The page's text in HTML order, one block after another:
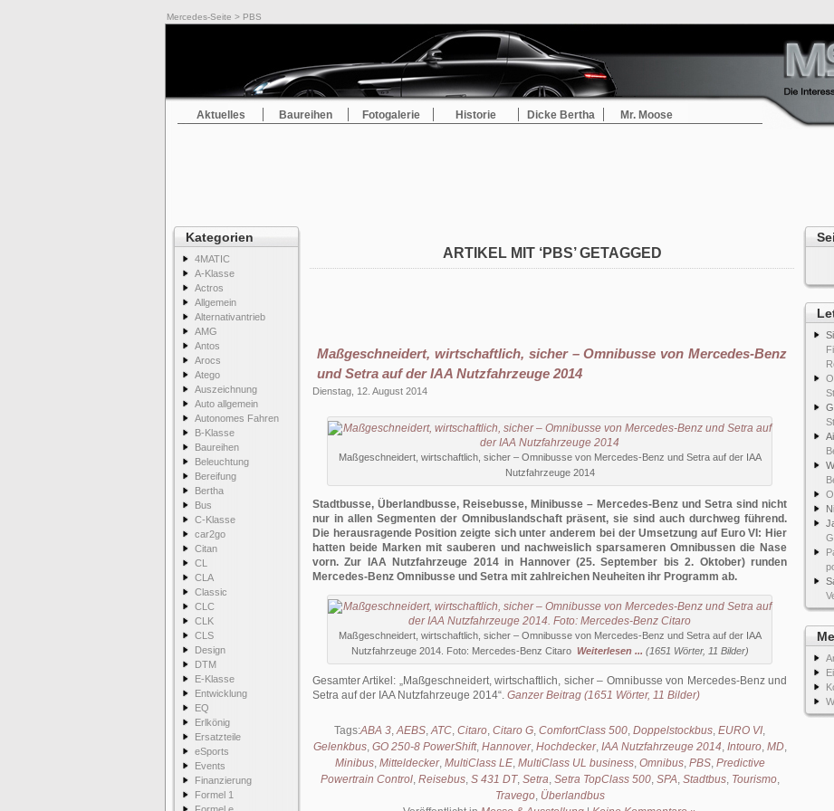
Mercedes-Seite > PBS
Aktuelles Baureihen Fotogalerie Historie Dicke Bertha Mr. Moose
Kategorien
4MATIC
A-Klasse
Actros
Allgemein
Alternativantrieb
AMG
Antos
Arocs
Atego
Auszeichnung
Auto allgemein
Autonomes Fahren
B-Klasse
Baureihen
Beleuchtung
Bereifung
Bertha
Bus
C-Klasse
car2go
Citan
CL
CLA
Classic
CLC
CLK
CLS
Design
DTM
E-Klasse
Entwicklung
EQ
Erlkönig
Ersatzteile
eSports
Events
Finanzierung
Formel 1
ARTIKEL MIT ‘PBS’ GETAGGED
Maßgeschneidert, wirtschaftlich, sicher – Omnibusse von Mercedes-Benz
und Setra auf der IAA Nutzfahrzeuge 2014
Dienstag, 12. August 2014
Maßgeschneidert, wirtschaftlich, sicher – Omnibusse von Mercedes-Benz und Setra auf der IAA
Nutzfahrzeuge 2014
Stadtbusse, Überlandbusse, Reisebusse, Minibusse – Mercedes-Benz und Setra sind nicht
nur in allen Segmenten der Omnibuslandschaft präsent, sie sind auch durchweg führend.
Die herausragende Position zeigte sich unter anderem bei der Umsetzung auf Euro VI: Hier
hatten beide Marken mit sauberen und nachweislich sparsameren Omnibussen die Nase
vorn. Zur IAA Nutzfahrzeuge 2014 in Hannover (25. September bis 2. Oktober) runden
Mercedes-Benz Omnibusse und Setra mit zahlreichen Neuheiten ihr Programm ab.
Maßgeschneidert, wirtschaftlich, sicher – Omnibusse von Mercedes-Benz und Setra auf der IAA
Nutzfahrzeuge 2014. Foto: Mercedes-Benz Citaro Weiterlesen ... (1651 Wörter, 11 Bilder)
Gesamter Artikel: Maßgeschneidert, wirtschaftlich, sicher – Omnibusse von Mercedes-Benz und
Setra auf der IAA Nutzfahrzeuge 2014 . Ganzer Beitrag (1651 Wörter, 11 Bilder)
Tags:ABA 3,AEBS,ATC, Citaro, Citaro G, ComfortClass 500, Doppelstockbus, EURO VI,
Gelenkbus, GO 250-8 PowerShift, Hannover, Hochdecker, IAA Nutzfahrzeuge 2014, Intouro, MD,
Minibus, Mitteldecker, MultiClass LE, MultiClass UL business, Omnibus, PBS, Predictive
Powertrain Control, Reisebus, S 431 DT, Setra, Setra TopClass 500, SPA, Stadtbus, Tourismo,
Travego, Überlandbus